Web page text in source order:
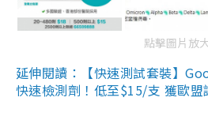
點擊圖片放
延伸閱讀：【快速測試套裝】
快速檢測劑！低至$15/支 獲歐